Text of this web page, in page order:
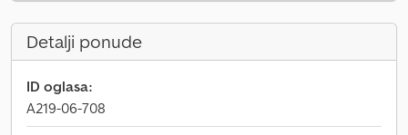
Detalji ponude
ID oglasa:
A219-06-708